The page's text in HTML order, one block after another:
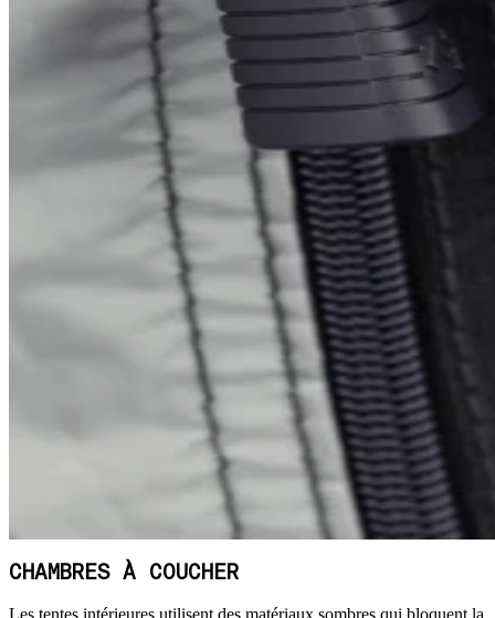
CHAMBRES À COUCHER